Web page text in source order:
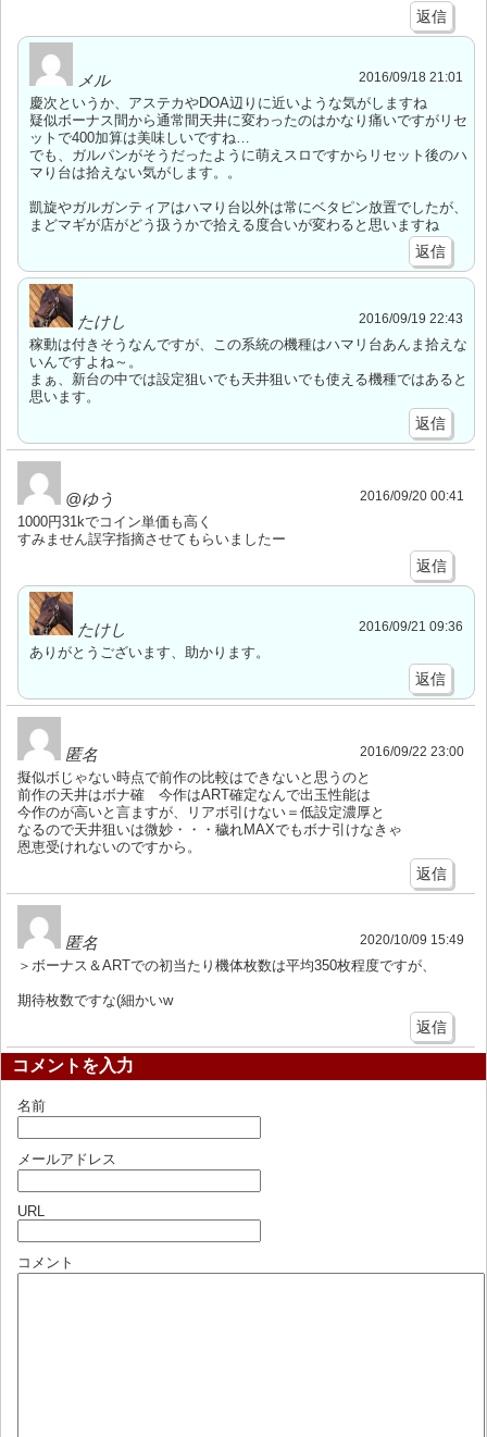
返信
メル 2016/09/18 21:01
慶次というか、アステカやDOA辺りに近いような気がしますね
疑似ボーナス間から通常間天井に変わったのはかなり痛いですがリセ
ットで400加算は美味しいですね…
でも、ガルパンがそうだったように萌えスロですからリセット後のハ
マり台は拾えない気がします。。
凱旋やガルガンティアはハマり台以外は常にベタピン放置でしたが、
まどマギが店がどう扱うかで拾える度合いが変わると思いますね
返信
たけし 2016/09/19 22:43
稼動は付きそうなんですが、この系統の機種はハマリ台あんま拾えな
いんですよね～。
まぁ、新台の中では設定狙いでも天井狙いでも使える機種ではあると
思います。
返信
@ゆう 2016/09/20 00:41
1000円31kでコイン単価も高く
すみません誤字指摘させてもらいましたー
返信
たけし 2016/09/21 09:36
ありがとうございます、助かります。
返信
匿名 2016/09/22 23:00
擬似ボじゃない時点で前作の比較はできないと思うのと
前作の天井はボナ確 今作はART確定なんで出玉性能は
今作のが高いと言ますが、リアボ引けない＝低設定濃厚と
なるので天井狙いは微妙・・・穢れMAXでもボナ引けなきゃ
恩恵受けれないのですから。
返信
匿名 2020/10/09 15:49
＞ボーナス＆ARTでの初当たり機体枚数は平均350枚程度ですが、
期待枚数ですな(細かいw
返信
コメントを入力
名前
メールアドレス
URL
コメント